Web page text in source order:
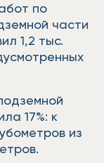
по
части
1,2 тыс.
17%: к
из